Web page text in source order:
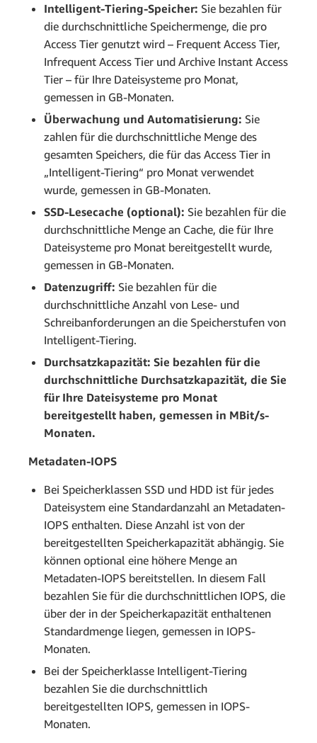
Intelligent-Tiering-Speicher: Sie bezahlen für
die durchschnittliche Speichermenge, die pro
Access Tier genutzt wird – Frequent Access Tier,
Infrequent Access Tier und Archive Instant Access
Tier – für Ihre Dateisysteme pro Monat,
gemessen in GB-Monaten.
Überwachung und Automatisierung: Sie
zahlen für die durchschnittliche Menge des
gesamten Speichers, die für das Access Tier in
„Intelligent-Tiering“ pro Monat verwendet
wurde, gemessen in GB-Monaten.
SSD-Lesecache (optional): Sie bezahlen für die
durchschnittliche Menge an Cache, die für Ihre
Dateisysteme pro Monat bereitgestellt wurde,
gemessen in GB-Monaten.
Datenzugriff: Sie bezahlen für die
durchschnittliche Anzahl von Lese- und
Schreibanforderungen an die Speicherstufen von
Intelligent-Tiering.
Durchsatzkapazität: Sie bezahlen für die
durchschnittliche Durchsatzkapazität, die Sie
für Ihre Dateisysteme pro Monat
bereitgestellt haben, gemessen in MBit/s-
Monaten.
Metadaten-IOPS
Bei Speicherklassen SSD und HDD ist für jedes
Dateisystem eine Standardanzahl an Metadaten-
IOPS enthalten. Diese Anzahl ist von der
bereitgestellten Speicherkapazität abhängig. Sie
können optional eine höhere Menge an
Metadaten-IOPS bereitstellen. In diesem Fall
bezahlen Sie für die durchschnittlichen IOPS, die
über der in der Speicherkapazität enthaltenen
Standardmenge liegen, gemessen in IOPS-
Monaten.
Bei der Speicherklasse Intelligent-Tiering
bezahlen Sie die durchschnittlich
bereitgestellten IOPS, gemessen in IOPS-
Monaten.